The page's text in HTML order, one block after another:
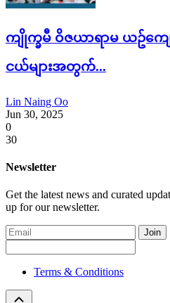
ကျိုက္ခမီ ဝိဇယာရာမ ယဥ်ကျ
ငယ်များအတွက်...
Lin Naing Oo
Jun 30, 2025
0
30
Newsletter
Get the latest news and curated
up for our newsletter.
Join
Terms & Conditions